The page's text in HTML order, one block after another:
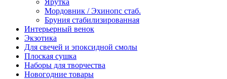
Ярутка
Мордовник / Эхинопс стаб.
Бруния стабилизированная
Интерьерный венок
Экзотика
Для свечей и эпоксидной смолы
Плоская сушка
Наборы для творчества
Новогодние товары